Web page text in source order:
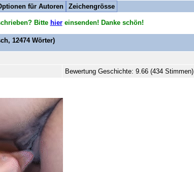
für Autoren Zeichengrösse
Bitte hiereinsenden! Danke schön!
12474Wörter)
Bewertung Geschichte: 9.66 (434 Stimmen)